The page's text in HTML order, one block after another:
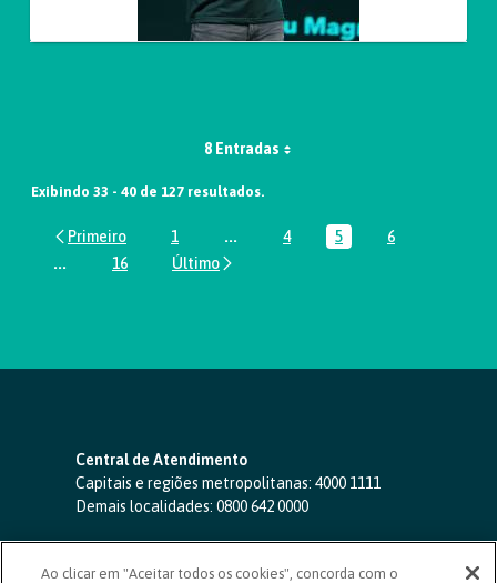
8 Entradas
Exibindo 33 - 40 de 127 resultados.
Página
1 ...Páginas intermediárias Usar ABA
Página
4 Página
5 Página
6
...Páginas intermediárias Usar ABA para navegar.
Página
16
Central de Atendimento
Capitais e regiões metropolitanas: 4000 1111
Demais localidades: 0800 642 0000
SAC 24 horas-0800 724 4420
Ao clicar em "Aceitar todos os cookies", concorda com o